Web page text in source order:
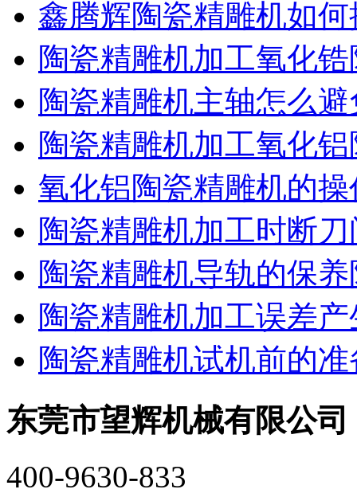
鑫腾辉陶瓷精雕机如
陶瓷精雕机加工氧化
陶瓷精雕机主轴怎么
陶瓷精雕机加工氧化
氧化铝陶瓷精雕机的
陶瓷精雕机加工时断
陶瓷精雕机导轨的保
陶瓷精雕机加工误差
陶瓷精雕机试机前的
东莞市望辉机械有限公司
400-9630-833